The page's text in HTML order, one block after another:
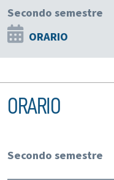
Secondo semestre
ORARIO
ORARIO
Secondo semestre